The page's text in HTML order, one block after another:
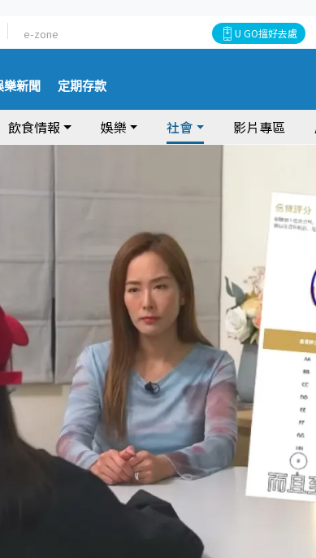
e-zone U GO搵好去處
樂新聞 定期存款
飲食情報 娛樂 社會 影片專區